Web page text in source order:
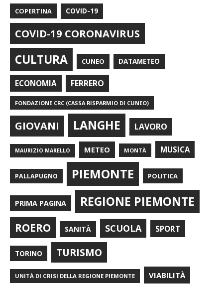
COPERTINA COVID-19
COVID-19 CORONAVIRUS
CULTURA CUNEO DATAMETEO
ECONOMIA FERRERO
FONDAZIONE CRC (CASSA RISPARMIO DI CUNEO)
GIOVANI LANGHE LAVORO
MAURIZIO MARELLO METEO MONTÀ MUSICA
PALLAPUGNO PIEMONTE POLITICA
PRIMA PAGINA REGIONE PIEMONTE
ROERO SANITÀ SCUOLA SPORT
TORINO TURISMO
UNITÀ DI CRISI DELLA REGIONE PIEMONTE VIABILITÀ